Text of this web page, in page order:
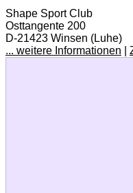
Shape Sport Club
Osttangente 200
D-21423 Winsen (Luhe)
... weitere Informationen